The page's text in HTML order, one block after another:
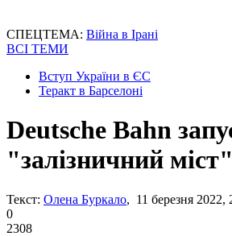
СПЕЦТЕМА: Війна в Ірані
ВСІ ТЕМИ
Вступ України в ЄС
Теракт в Барселоні
Deutsche Bahn
"залізничний
Текст: Олена Буркало, 11 березня 2022,
0
2308